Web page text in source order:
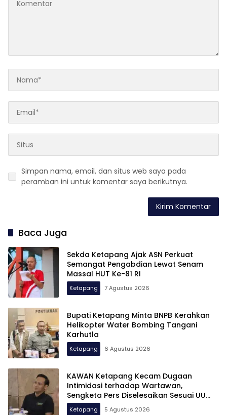
Simpan nama, email, dan situs web saya pada
peramban ini untuk komentar saya berikutnya.
Baca Juga
Sekda Ketapang Ajak ASN Perkuat
Semangat Pengabdian Lewat Senam
Massal HUT Ke-81 RI
Ketapang 7 Agustus 2026
Bupati Ketapang Minta BNPB Kerahkan
Helikopter Water Bombing Tangani
Karhutla
Ketapang 6 Agustus 2026
KAWAN Ketapang Kecam Dugaan
Intimidasi terhadap Wartawan,
Sengketa Pers Diselesaikan Sesuai UU
Pers
Ketapang 5 Agustus 2026